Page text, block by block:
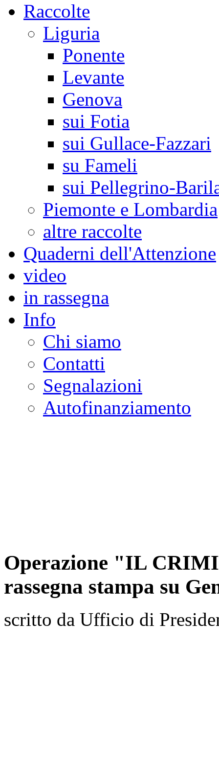
Raccolte
Liguria
Ponente
Levante
Genova
sui Fotia
sui Gullace-Fazzari
su Fameli
sui Pellegrino-
Piemonte e Lombardia
altre raccolte
Quaderni dell'Attenzione
video
in rassegna
Info
Chi siamo
Contatti
Segnalazioni
Autofinanziamento
Operazione "IL
rassegna stampa su
scritto da Ufficio di